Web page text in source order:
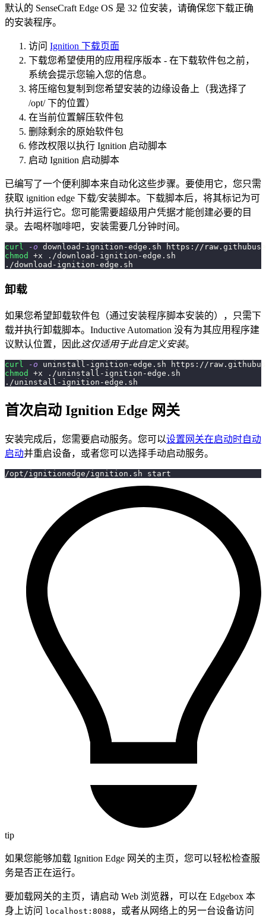
默认的 SenseCraft Edge OS 是 32 位安装，请确保您下载正确
的安装程序。
访问 Ignition 下载页面
下载您希望使用的应用程序版本 - 在下载软件包之前，
系统会提示您输入您的信息。
将压缩包复制到您希望安装的边缘设备上（我选择了
/opt/ 下的位置）
在当前位置解压软件包
删除剩余的原始软件包
修改权限以执行 Ignition 启动脚本
启动 Ignition 启动脚本
已编写了一个便利脚本来自动化这些步骤。要使用它，您只需
获取 ignition edge 下载/安装脚本。下载脚本后，将其标记为可
执行并运行它。您可能需要超级用户凭据才能创建必要的目
录。去喝杯咖啡吧，安装需要几分钟时间。
curl -o download-ignition-edge.sh https://
chmod
+x ./download-ignition-edge.sh
./download-ignition-edge.sh
卸载
如果您希望卸载软件包（通过安装程序脚本安装的），只需下
载并执行卸载脚本。Inductive Automation 没有为其应用程序建
议默认位置，因此这仅适用于此自定义安装。
curl -o uninstall-ignition-edge.sh https://
chmod
+x ./uninstall-ignition-edge.sh
./uninstall-ignition-edge.sh
首次启动 Ignition Edge 网关
安装完成后，您需要启动服务。您可以设置网关在启动时自动
启动并重启设备，或者您可以选择手动启动服务。
/opt/ignitionedge/ignition.sh start
tip
如果您能够加载 Ignition Edge 网关的主页，您可以轻松检查服
务是否正在运行。
要加载网关的主页，请启动 Web 浏览器，可以在 Edgebox 本
身上访问 localhost:8088 ，或者从网络上的另一台设备访问